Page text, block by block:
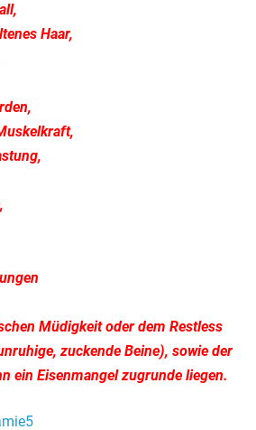
Haar,
Müdigkeit oder dem Restless
zuckende Beine), sowie der
ein Eisenmangel zugrunde liegen.